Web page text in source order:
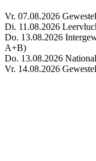
Vr. 07.08.2026
Di. 11.08.2026
Do. 13.08.2026
A+B)
Do. 13.08.2026
Vr. 14.08.2026